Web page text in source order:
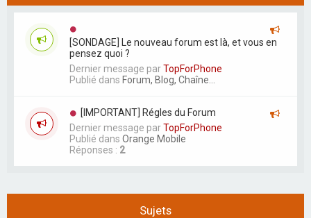
[SONDAGE] Le nouveau forum est là, et vous en
pensez quoi ?
Dernier message parTopForPhone
Publié dans Forum, Blog, Chaîne...
[IMPORTANT] Régles du Forum
Dernier message parTopForPhone
Publié dans Orange Mobile
Réponses : 2
Sujets